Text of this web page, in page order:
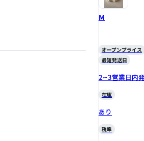
Ｍ
オープンプライス
最短発送日
2~3営業日内
在庫
あり
税率